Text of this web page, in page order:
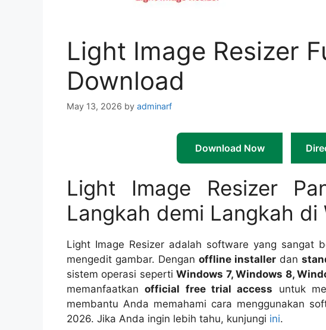
Light Image Resizer
Download
May 13, 2026 by adminarf
Download Now
Light Image Resizer
Langkah demi Langkah
Light Image Resizer adalah software yang sangat
mengedit gambar. Dengan offline installer dan
sistem operasi sepertiWindows 7, Windows 8,
memanfaatkanofficial free trial access untuk
membantu Anda memahami cara menggunakan
2026. Jika Anda ingin lebih tahu, kunjungi ini.